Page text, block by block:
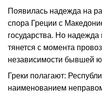
Появилась надежда на
спора Греции с
государства. Но
тянется с момента
независимости бывшей
Греки полагают:
наименованием